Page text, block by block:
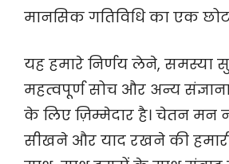
मानसिक गतिविधि का एक
यह हमारे निर्णय लेने, समस्या
महत्वपूर्ण सोच और अन्य
के लिए ज़िम्मेदार है। चेतन मन
सीखने और याद रखने की